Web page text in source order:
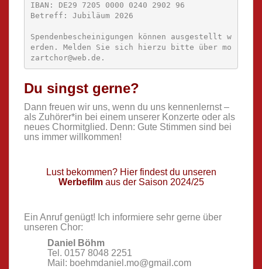
IBAN: DE29 7205 0000 0240 2902 96
Betreff: Jubiläum 2026
Spendenbescheinigungen können ausgestellt w
erden. Melden Sie sich hierzu bitte über mo
zartchor@web.de.
Du singst gerne?
Dann freuen wir uns, wenn du uns kennenlernst –
als Zuhörer*in bei einem unserer Konzerte oder als
neues Chormitglied. Denn: Gute Stimmen sind bei
uns immer willkommen!
Lust bekommen? Hier findest du unseren
Werbefilmaus der Saison 2024/25
Ein Anruf genügt! Ich informiere sehr gerne über
unseren Chor:
Daniel Böhm
Tel. 0157 8048 2251
Mail: boehmdaniel.mo@gmail.com